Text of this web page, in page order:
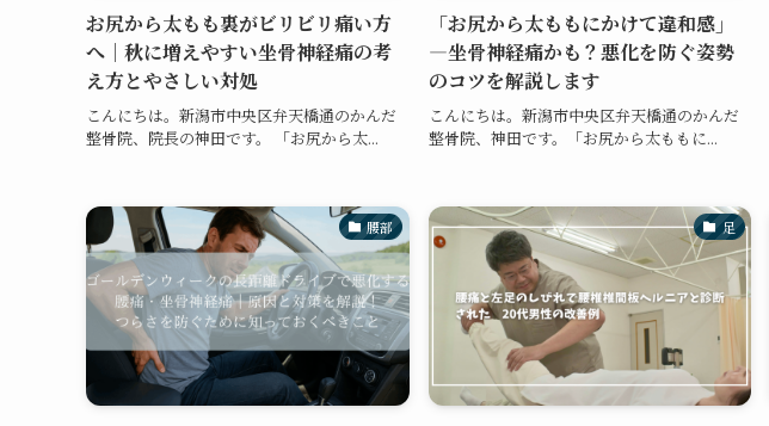
お尻から太もも裏がビリビリ痛い方
へ｜秋に増えやすい坐骨神経痛の考
え方とやさしい対処
こんにちは。新潟市中央区弁天橋通のかんだ
整骨院、院長の神田です。 「お尻から太...
「お尻から太ももにかけて違和感」
—坐骨神経痛かも？悪化を防ぐ姿勢
のコツを解説します
こんにちは。新潟市中央区弁天橋通のかんだ
整骨院、神田です。「お尻から太ももに...
腰部 足